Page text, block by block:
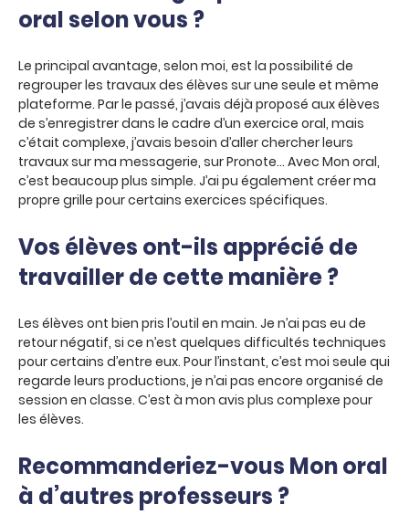
oral selon vous ?
Le principal avantage, selon moi, est la possibilité de
regrouper les travaux des élèves sur une seule et même
plateforme. Par le passé, j’avais déjà proposé aux élèves
de s’enregistrer dans le cadre d’un exercice oral, mais
c’était complexe, j’avais besoin d’aller chercher leurs
travaux sur ma messagerie, sur Pronote… Avec Mon oral,
c’est beaucoup plus simple. J’ai pu également créer ma
propre grille pour certains exercices spécifiques.
Vos élèves ont-ils apprécié de
travailler de cette manière ?
Les élèves ont bien pris l’outil en main. Je n’ai pas eu de
retour négatif, si ce n’est quelques difficultés techniques
pour certains d’entre eux. Pour l’instant, c’est moi seule qui
regarde leurs productions, je n’ai pas encore organisé de
session en classe. C’est à mon avis plus complexe pour
les élèves.
Recommanderiez-vous Mon oral
à d’autres professeurs ?